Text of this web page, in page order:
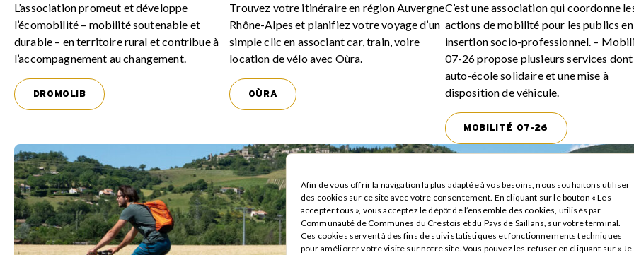
Afin de vous offrir la navigation la plus adaptée à vos besoins, nous souhaitons utiliser
des cookies sur ce site avec votre consentement. En cliquant sur le bouton « Les
accepter tous », vous acceptez le dépôt de l’ensemble des cookies, utilisés par
Communauté de Communes du Crestois et du Pays de Saillans, sur votre terminal.
Ces cookies servent à des fins de suivi statistiques et fonctionnements techniques
pour améliorer votre visite sur notre site. Vous pouvez les refuser en cliquant sur « Je
L’association promeut et développe
l’écomobilité – mobilité soutenable et
durable – en territoire rural et contribue à
l’accompagnement au changement.
DROMOLIB
Trouvez votre itinéraire en région Auvergne
Rhône-Alpes et planifiez votre voyage d’un
simple clic en associant car, train, voire
location de vélo avec Oùra.
OÙRA
C’est une association qui coordonne
actions de mobilité pour les publics en
insertion socio-professionnel. –
07-26 propose plusieurs services dont
auto-école solidaire et une mise à
disposition de véhicule.
MOBILITÉ 07-26